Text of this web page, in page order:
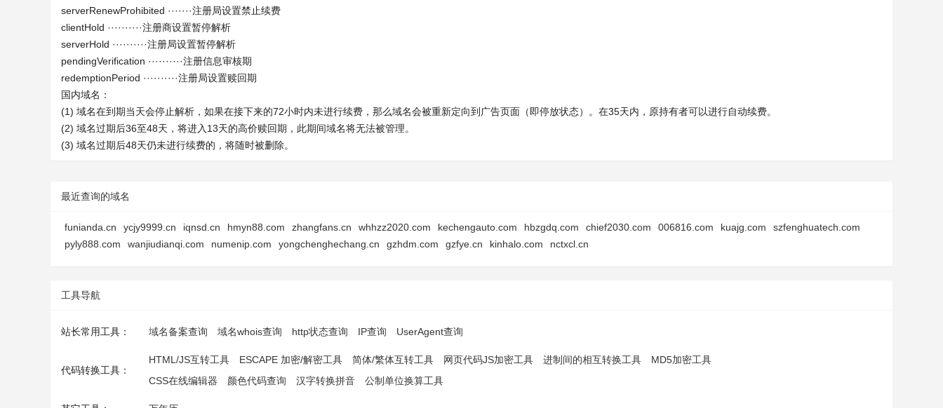
serverRenewProhibited ·······注册局设置禁止续费
clientHold ··········注册商设置暂停解析
serverHold ··········注册局设置暂停解析
pendingVerification ··········注册信息审核期
redemptionPeriod ··········注册局设置赎回期
国内域名：
(1) 域名在到期当天会停止解析，如果在接下来的72小时内未进行续费，那么域名会被重新定向到广告页面（即停放状态）。在35天内，原持有者可以进行自动续费。
(2) 域名过期后36至48天，将进入13天的高价赎回期，此期间域名将无法被管理。
(3) 域名过期后48天仍未进行续费的，将随时被删除。
最近查询的域名
funianda.cn ycjy9999.cn iqnsd.cn hmyn88.com zhangfans.cn whhzz2020.com kechengauto.com hbzgdq.com chief2030.com 006816.com kuajg.com
szfenghuatech.com
pyly888.com
wanjiudianqi.com numenip.com yongchenghechang.cn gzhdm.com gzfye.cn kinhalo.com nctxcl.cn
工具导航
站长常用工具： 域名备案查询 域名whois查询 http状态查询 IP查询 UserAgent查询
代码转换工具：
HTML/JS互转工具 ESCAPE 加密/解密工具 简体/繁体互转工具 网页代码JS加密工具 进制间的相互转换工具
MD5加密工具
CSS在线编辑器
颜色代码查询 汉字转换拼音 公制单位换算工具